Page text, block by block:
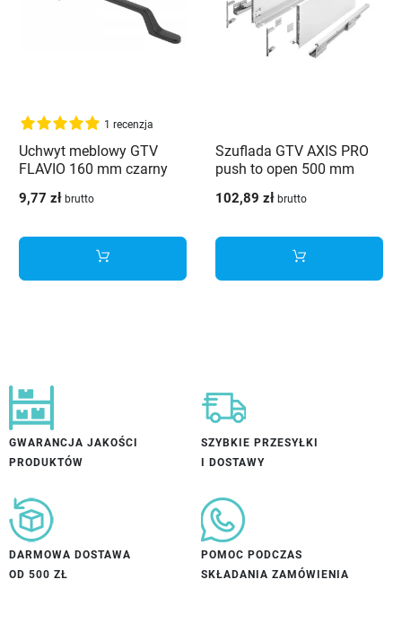
1 recenzja
Uchwyt meblowy GTV
FLAVIO 160 mm czarny
9,77 zł brutto
Szuflada GTV AXIS PRO
push to open 500 mm
AXISPRO-P2O-KPL500D1
102,89 zł brutto
GWARANCJA JAKOŚCI
PRODUKTÓW
SZYBKIE PRZESYŁKI
I DOSTAWY
DARMOWA DOSTAWA
OD 500 ZŁ
POMOC PODCZAS
SKŁADANIA ZAMÓWIENIA